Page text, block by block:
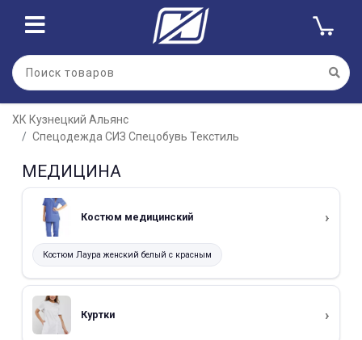
ХК Кузнецкий Альянс
Спецодежда СИЗ Спецобувь Текстиль
МЕДИЦИНА
Костюм медицинский
Костюм Лаура женский белый с красным
Куртки